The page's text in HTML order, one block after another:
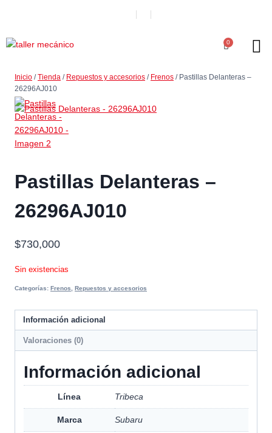
0
Inicio / Tienda / Repuestos y accesorios / Frenos / Pastillas Delanteras –
26296AJ010
Pastillas Delanteras –
26296AJ010
$730,000
Sin existencias
Categorías: Frenos Repuestos y accesorios
Información adicional
Valoraciones (0)
Información adicional
Línea Tribeca
Marca Subaru